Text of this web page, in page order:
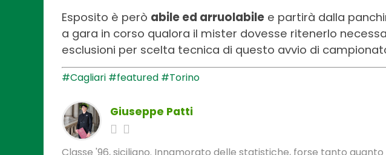
Esposito è però abile ed arruolabile e partirà dalla
a gara in corso qualora il mister dovesse ritenerlo
esclusioni per scelta tecnica di questo avvio di
#Cagliari #featured #Torino
Giuseppe Patti
Classe '96, siciliano. Innamorato delle statistiche, forse tanto